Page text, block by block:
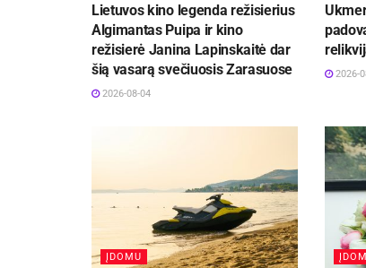
Lietuvos kino legenda režisierius
Algimantas Puipa ir kino
režisierė Janina Lapinskaitė dar
šią vasarą svečiuosis Zarasuose
2026-08-04
2026-
ĮDOMU